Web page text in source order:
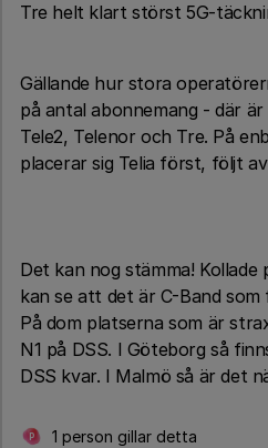
Tre helt klart störst 5G-
Gällande hur stora
på antal abonnemang - där
Tele2, Telenor och Tre. På
placerar sig Telia först, följt
Det kan nog stämma!
kan se att det är C-Band
På dom platserna som är
N1 på DSS. I Göteborg så
DSS kvar. I Malmö så är det
P 1 person gillar detta